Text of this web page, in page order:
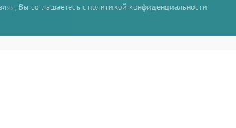
Вы соглашаетесь с политикой конфиденциальности